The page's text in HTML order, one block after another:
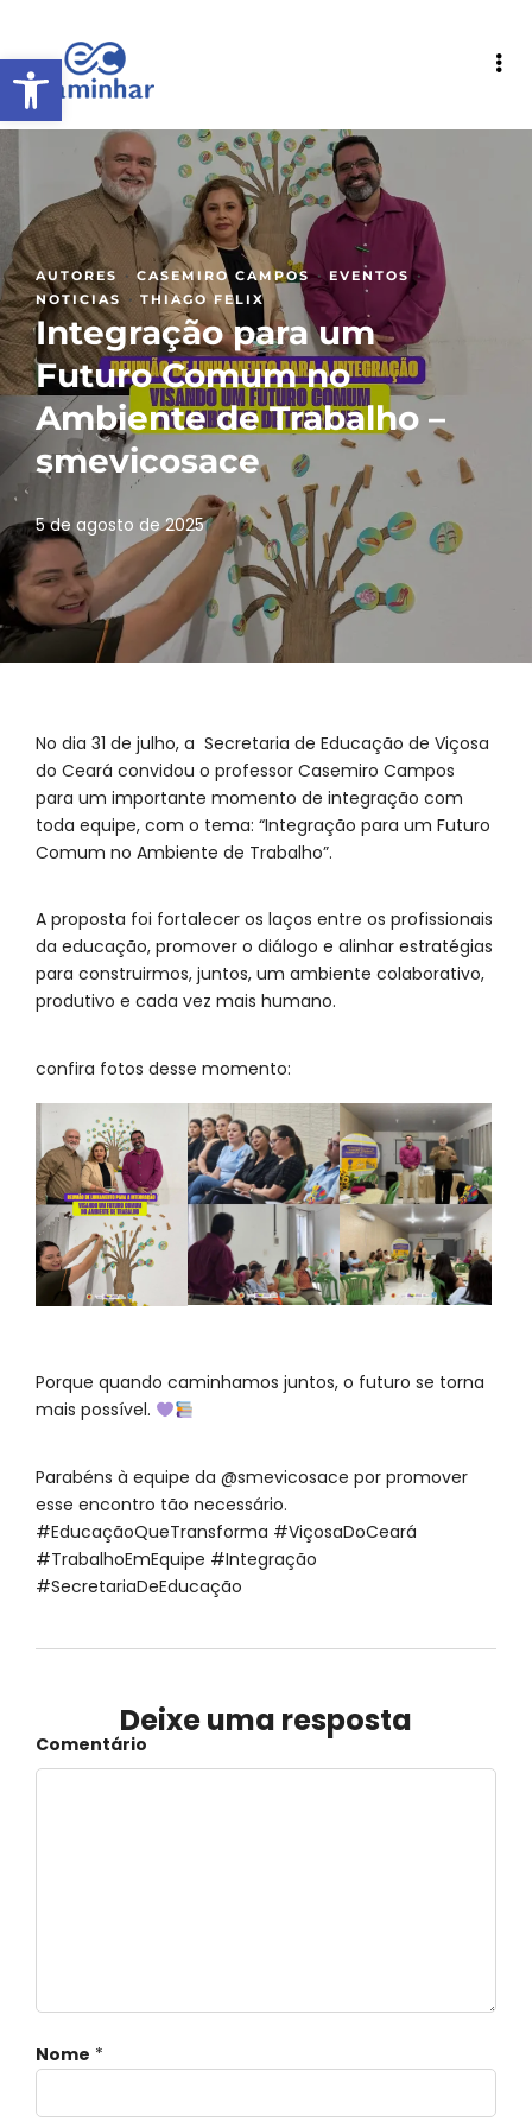
Abrir a barra de ferramentas
AUTORES · CASEMIRO CAMPOS· EVENTOS·
NOTICIAS· THIAGO FELIX
Integração para um
Futuro Comum no
Ambiente de Trabalho –
smevicosace
5 de agosto de 2025
No dia 31 de julho, a Secretaria de Educação de Viçosa
do Ceará convidou o professor Casemiro Campos
para um importante momento de integração com
toda equipe, com o tema: “Integração para um Futuro
Comum no Ambiente de Trabalho”.
A proposta foi fortalecer os laços entre os profissionais
da educação, promover o diálogo e alinhar estratégias
para construirmos, juntos, um ambiente colaborativo,
produtivo e cada vez mais humano.
confira fotos desse momento:
Porque quando caminhamos juntos, o futuro se torna
mais possível.
Parabéns à equipe da @smevicosace por promover
esse encontro tão necessário.
#EducaçãoQueTransforma #ViçosaDoCeará
#TrabalhoEmEquipe #Integração
#SecretariaDeEducação
Deixe uma resposta
Comentário
Nome *